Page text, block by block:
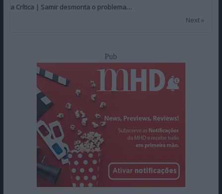
a Crítica | Samir desmonta o problema…
Next »
Pub